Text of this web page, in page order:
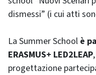
dismessi” (i cui atti
La Summer School è
ERASMUS+ LED2LEAP
progettazione